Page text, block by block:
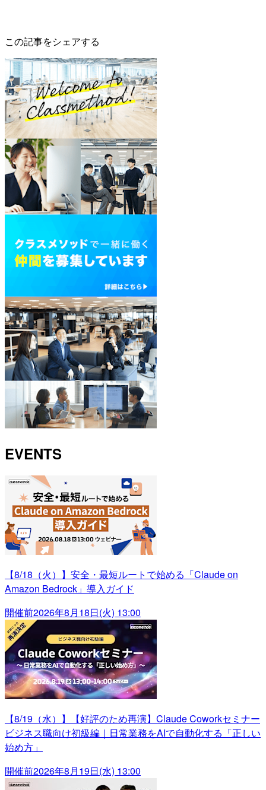
この記事をシェアする
EVENTS
【8/18（火）】安全・最短ルートで始める「Claude on
Amazon Bedrock」導入ガイド
開催前2026年8月18日(火) 13:00
【8/19（水）】【好評のため再演】Claude Coworkセミナー
ビジネス職向け初級編｜日常業務をAIで自動化する「正しい
始め方」
開催前2026年8月19日(水) 13:00